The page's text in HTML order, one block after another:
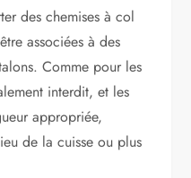
des chemises à col
associées à des
Comme pour les
interdit, et les
appropriée,
de la cuisse ou plus